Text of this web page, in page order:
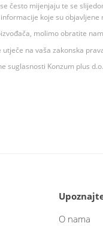
često mijenjaju te se
koje su objavljene
molimo obratite
na vaša zakonska
Konzum plus
O nama